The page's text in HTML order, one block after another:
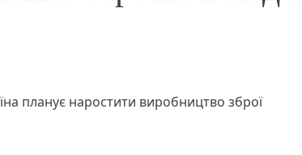
планує наростити виробництво зброї